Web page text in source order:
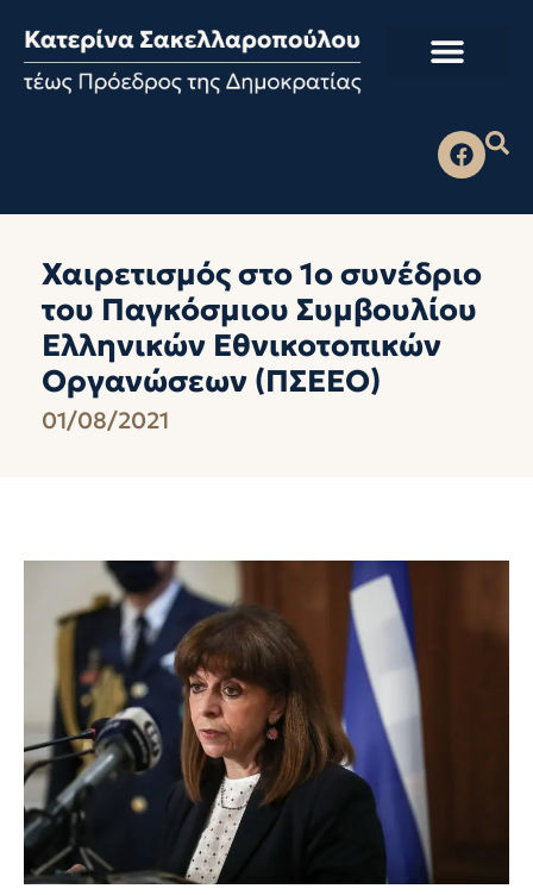
Χαιρετισμός στο 1ο συνέδριο
του Παγκόσμιου Συμβουλίου
Ελληνικών Εθνικοτοπικών
Οργανώσεων (ΠΣΕΕΟ)
01/08/2021